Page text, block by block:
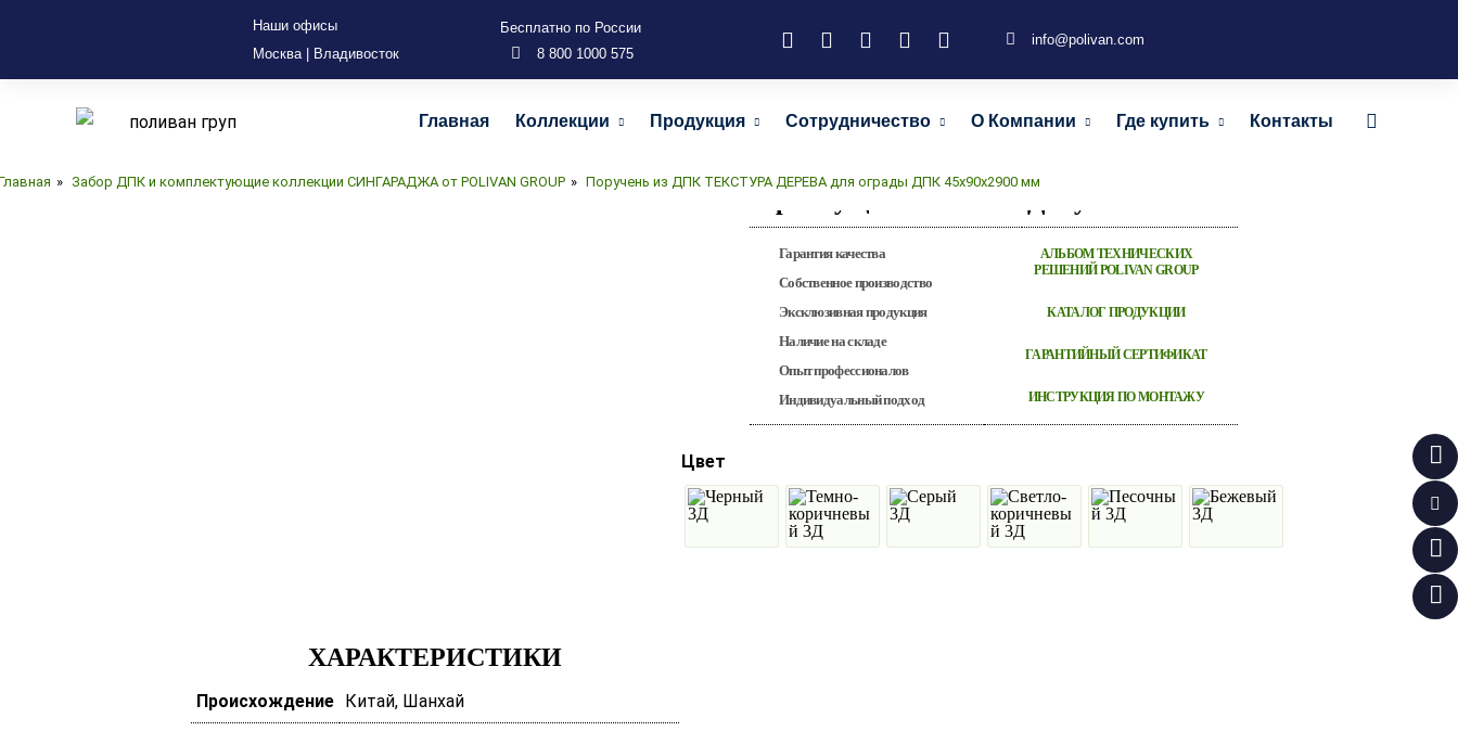
Наши офисы
Москва | Владивосток
Бесплатно по России
8 800 1000 575
info@polivan.com
Главная Коллекции Продукция Сотрудничество О Компании Где купить Контакты
» Забор ДПК и комплектующие коллекции СИНГАРАДЖА от POLIVAN GROUP » Поручень из ДПК ТЕКСТУРА ДЕРЕВА для ограды ДПК 45х90х2900 мм
Поручень из ДПК ТЕКСТУРА ДЕРЕВА для
ограды ДПК 45х90х2900 мм
Гарантия качества
Собственное производство
Эксклюзивная продукция
Наличие на складе
Опыт профессионалов
Индивидуальный подход
АЛЬБОМ ТЕХНИЧЕСКИХ
РЕШЕНИЙ POLIVAN GROUP
КАТАЛОГ ПРОДУКЦИИ
ГАРАНТИЙНЫЙ СЕРТИФИКАТ
ИНСТРУКЦИЯ ПО МОНТАЖУ
Цвет
ХАРАКТЕРИСТИКИ
Происхождение Китай, Шанхай